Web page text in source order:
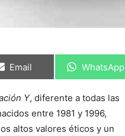
C
p
a
r
t
i
Email C
p
a
r
i
WhatsApp
Y, diferente a todas las
entre 1981 y 1996,
altos valores éticos y un